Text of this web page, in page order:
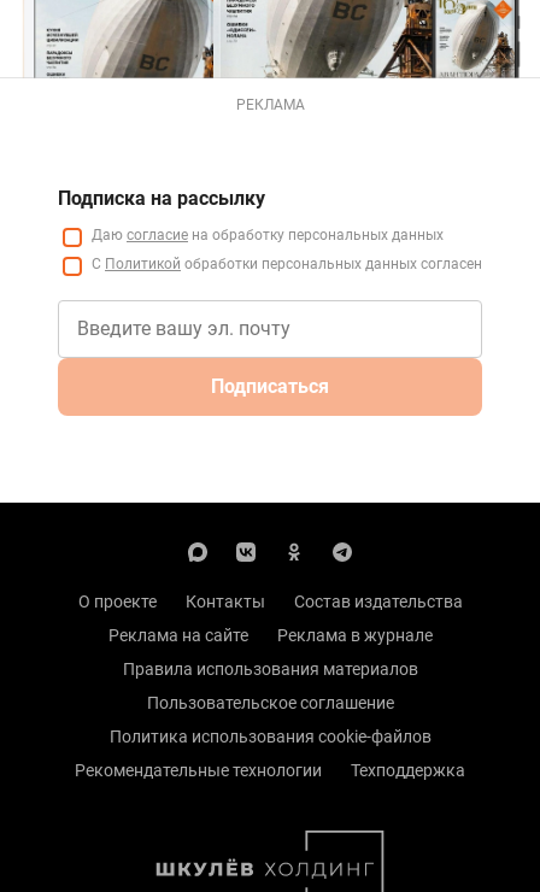
РЕКЛАМА
Подписка на рассылку
Даю согласие на обработку персональных данных
С Политикой обработки персональных данных согласен
Подписаться
О проекте Контакты
Состав издательства
Реклама на сайте
Реклама в журнале
Правила использования материалов
Пользовательское соглашение
Политика использования cookie-файлов
Рекомендательные технологии
Техподдержка